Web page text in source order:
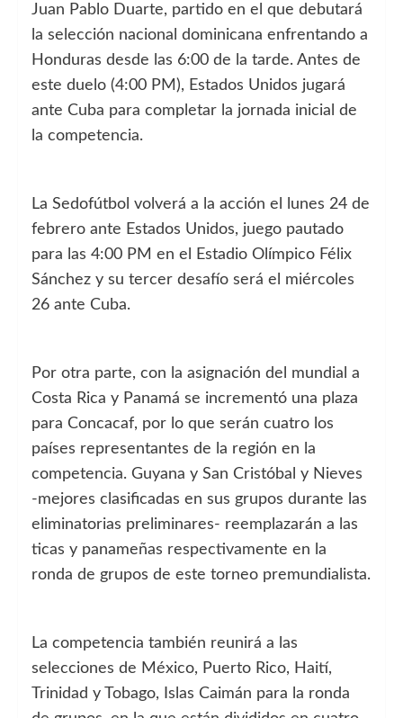
Juan Pablo Duarte, partido en el que debutará
la selección nacional dominicana enfrentando a
Honduras desde las 6:00 de la tarde. Antes de
este duelo (4:00 PM), Estados Unidos jugará
ante Cuba para completar la jornada inicial de
la competencia.
La Sedofútbol volverá a la acción el lunes 24 de
febrero ante Estados Unidos, juego pautado
para las 4:00 PM en el Estadio Olímpico Félix
Sánchez y su tercer desafío será el miércoles
26 ante Cuba.
Por otra parte, con la asignación del mundial a
Costa Rica y Panamá se incrementó una plaza
para Concacaf, por lo que serán cuatro los
países representantes de la región en la
competencia. Guyana y San Cristóbal y Nieves
-mejores clasificadas en sus grupos durante las
eliminatorias preliminares- reemplazarán a las
ticas y panameñas respectivamente en la
ronda de grupos de este torneo premundialista.
La competencia también reunirá a las
selecciones de México, Puerto Rico, Haití,
Trinidad y Tobago, Islas Caimán para la ronda